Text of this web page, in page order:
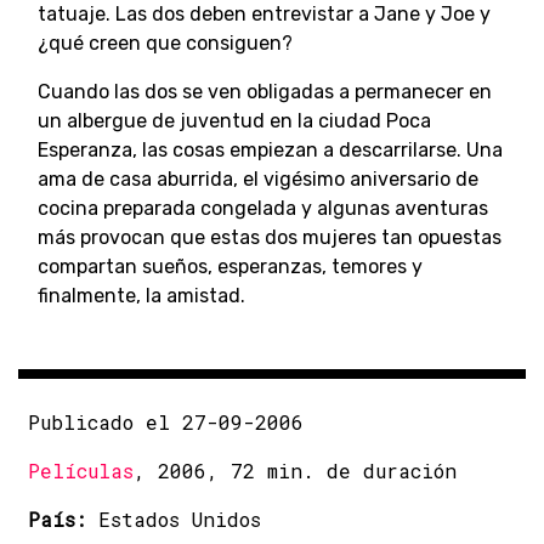
tatuaje. Las dos deben entrevistar a Jane y Joe y
¿qué creen que consiguen?
Cuando las dos se ven obligadas a permanecer en
un albergue de juventud en la ciudad Poca
Esperanza, las cosas empiezan a descarrilarse. Una
ama de casa aburrida, el vigésimo aniversario de
cocina preparada congelada y algunas aventuras
más provocan que estas dos mujeres tan opuestas
compartan sueños, esperanzas, temores y
finalmente, la amistad.
Publicado el 27-09-2006
Películas, 2006, 72 min. de duración
País: Estados Unidos